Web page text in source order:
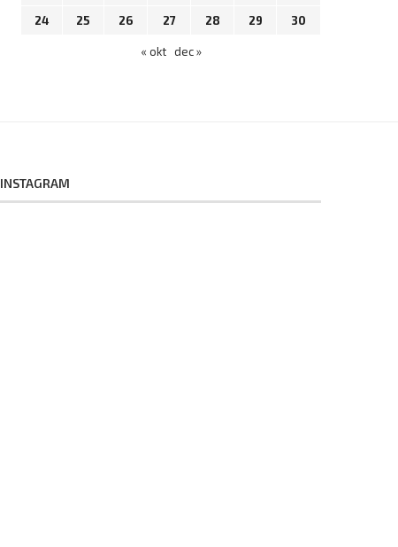
24 25 26 27 28 29 30
« okt dec »
INSTAGRAM